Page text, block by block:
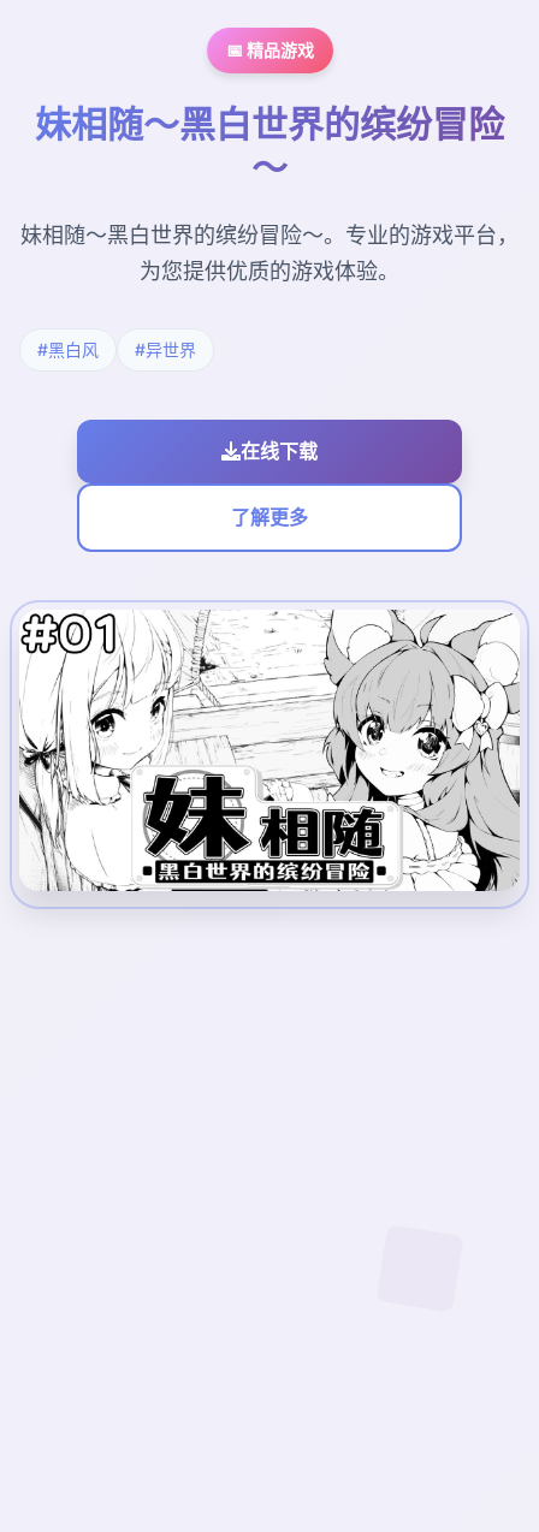
📅 精品游戏
妹相随～黑白世界的缤纷冒险
～
妹相随～黑白世界的缤纷冒险～。专业的游戏平台，
为您提供优质的游戏体验。
#黑白风 #异世界
在线下载
了解更多